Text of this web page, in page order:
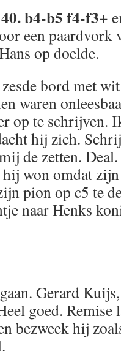
b4-b5 f4-f3+
een
op doelde.
bord met
waren
op te schrijven.
hij zich.
de zetten.
won omdat
pion op c5 te
naar Henks
Gerard
goed.
bezweek hij